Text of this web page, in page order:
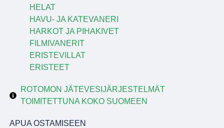
HELAT
HAVU- JA KATEVANERI
HARKOT JA PIHAKIVET
FILMIVANERIT
ERISTEVILLAT
ERISTEET
ROTOMON JÄTEVESIJÄRJESTELMÄT
TOIMITETTUNA KOKO SUOMEEN
APUA OSTAMISEEN